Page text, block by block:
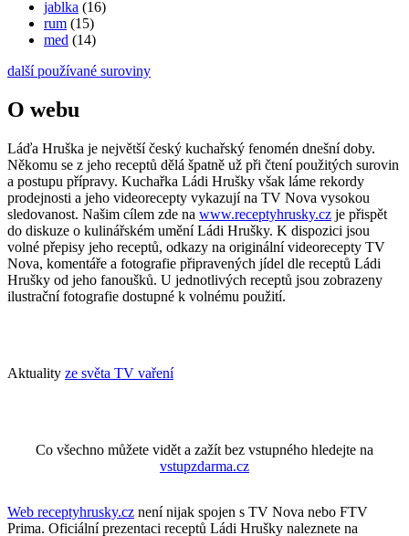
jablka (16)
rum (15)
med (14)
další používané suroviny
O webu
Láďa Hruška je největší český kuchařský fenomén dnešní doby.
Někomu se z jeho receptů dělá špatně už při čtení použitých surovin
a postupu přípravy. Kuchařka Ládi Hrušky však láme rekordy
prodejnosti a jeho videorecepty vykazují na TV Nova vysokou
sledovanost. Našim cílem zde na www.receptyhrusky.cz je přispět
do diskuze o kulinářském umění Ládi Hrušky. K dispozici jsou
volné přepisy jeho receptů, odkazy na originální videorecepty TV
Nova, komentáře a fotografie připravených jídel dle receptů Ládi
Hrušky od jeho fanoušků. U jednotlivých receptů jsou zobrazeny
ilustrační fotografie dostupné k volnému použití.
Aktuality ze světa TV vaření
Co všechno můžete vidět a zažít bez vstupného hledejte na
vstupzdarma.cz
Web receptyhrusky.cz není nijak spojen s TV Nova nebo FTV
Prima. Oficiální prezentaci receptů Ládi Hrušky naleznete na